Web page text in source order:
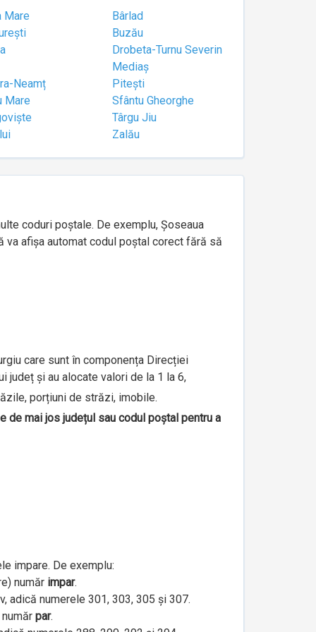
Mare
Bârlad
Buzău
Drobeta-Turnu Severin
Mediaș
Neamț
Pitești
Mare
Sfântu Gheorghe
Târgu Jiu
Zalău
coduri poștale. De exemplu, Șoseaua
va afișa automat codul poștal corect fără să
care sunt în componența Direcției
județ și au alocate valori de la 1 la 6,
porțiuni de străzi, imobile.
mai jos județul sau codul poștal pentru a
impare. De exemplu:
număr impar.
adică numerele 301, 303, 305 și 307.
par.